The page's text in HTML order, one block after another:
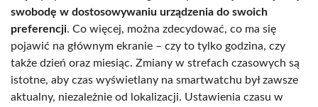
swobodę w dostosowywaniu urządzenia do swoich
preferencji. Co więcej, można zdecydować, co ma się
pojawić na głównym ekranie – czy to tylko godzina, czy
także dzień oraz miesiąc. Zmiany w strefach czasowych są
istotne, aby czas wyświetlany na smartwatchu był zawsze
aktualny, niezależnie od lokalizacji. Ustawienia czasu w